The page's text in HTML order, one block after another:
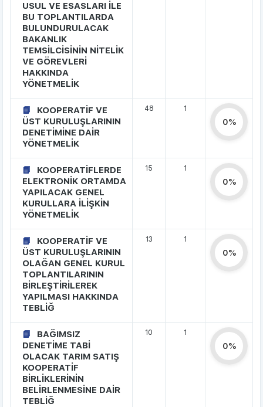
USUL VE ESASLARI İLE
BU TOPLANTILARDA
BULUNDURULACAK
BAKANLIK
TEMSİLCİSİNİN NİTELİK
VE GÖREVLERİ
HAKKINDA
YÖNETMELİK
KOOPERATİF VE
ÜST KURULUŞLARININ
DENETİMİNE DAİR
YÖNETMELİK
48 1
0%
KOOPERATİFLERDE
ELEKTRONİK ORTAMDA
YAPILACAK GENEL
KURULLARA İLİŞKİN
YÖNETMELİK
15 1
0%
KOOPERATİF VE
ÜST KURULUŞLARININ
OLAĞAN GENEL KURUL
TOPLANTILARININ
BİRLEŞTİRİLEREK
YAPILMASI HAKKINDA
TEBLİĞ
13 1
0%
BAĞIMSIZ
DENETİME TABİ
OLACAK TARIM SATIŞ
KOOPERATİF
BİRLİKLERİNİN
BELİRLENMESİNE DAİR
TEBLİĞ
10 1
0%